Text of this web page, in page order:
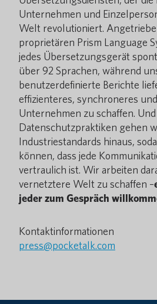
Unternehmen und
Welt revolutioniert.
proprietären Prism Language
jedes Übersetzungsgerät
über 92 Sprachen, während
benutzerdefinierte Berichte
effizienteres, synchroneres
Unternehmen zu schaffen.
Datenschutzpraktiken gehen
Industriestandards hinaus,
können, dass jede
vertraulich ist. Wir arbeiten
vernetztere Welt zu schaffen –
jeder zum Gespräch
Kontaktinformationen
press@pocketalk.com